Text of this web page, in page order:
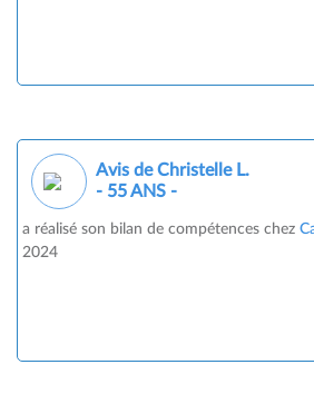
Avis de Christelle L.
- 55 ANS -
a réalisé son bilan de compétences chez
2024